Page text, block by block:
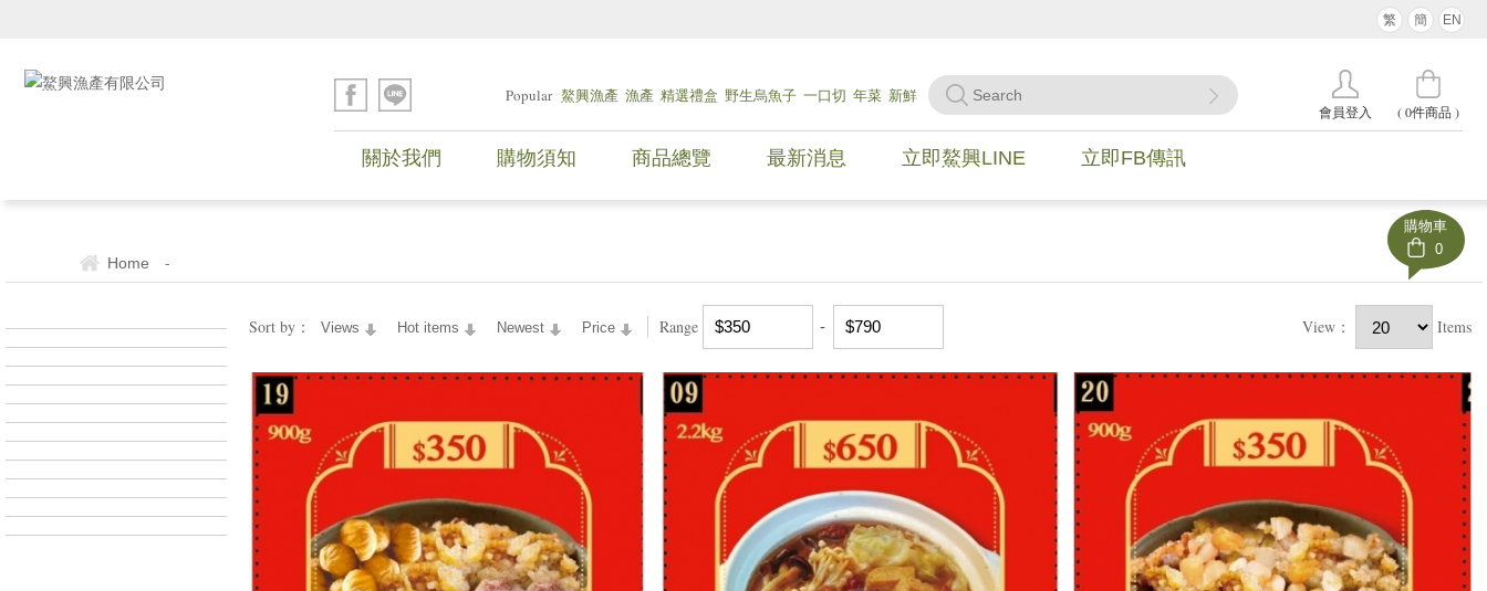
繁 簡 EN
會員登入 (0件商品 )
Popular 鰲興漁產 漁產 精選禮盒 野生烏魚子 一口切 年菜 新鮮
海魚 海產 現撈海魚
關於我們 購物須知 商品總覽 最新消息 立即鰲興LINE 立即FB傳訊
購物車
0
Home -
Sort by： Views Hot items Newest Price Range View： Items